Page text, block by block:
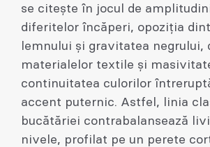
se citește în jocul de
diferitelor încăperi, opoziția
lemnului și gravitatea negrului,
materialelor textile și
continuitatea culorilor
accent puternic. Astfel, linia
bucătăriei contrabalansează
nivele, profilat pe un perete